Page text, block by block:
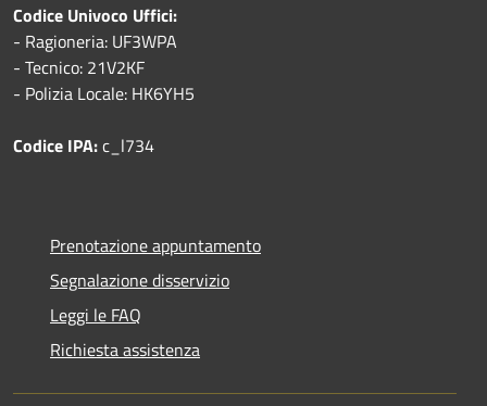
Codice Univoco Uffici:
- Ragioneria: UF3WPA
- Tecnico: 21V2KF
- Polizia Locale: HK6YH5
Codice IPA:c_l734
Prenotazione appuntamento
Segnalazione disservizio
Leggi le FAQ
Richiesta assistenza